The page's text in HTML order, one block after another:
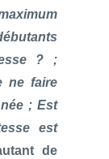
? ;
ne faire
; Est
est
de